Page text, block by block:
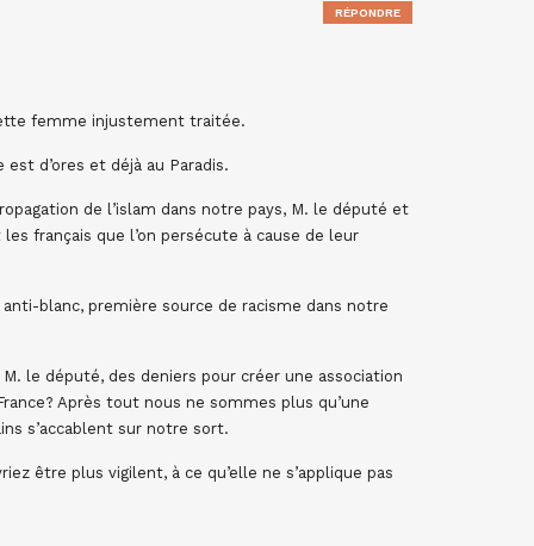
femme injustement traitée.
d’ores et déjà au Paradis.
de l’islam dans notre pays, M. le député et
français que l’on persécute à cause de leur
blanc, première source de racisme dans notre
le député, des deniers pour créer une association
Après tout nous ne sommes plus qu’une
s’accablent sur notre sort.
être plus vigilent, à ce qu’elle ne s’applique pas
RÉPONDRE